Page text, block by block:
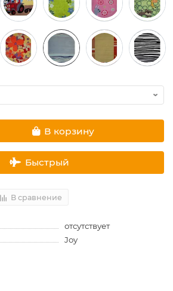
В корзину
Быстрый
В сравнение
отсутствует
Joy